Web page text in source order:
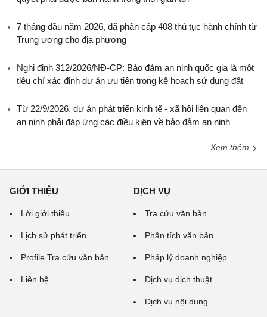
7 tháng đầu năm 2026, đã phân cấp 408 thủ tục hành chính từ
Trung ương cho địa phương
Nghị định 312/2026/NĐ-CP: Bảo đảm an ninh quốc gia là một
tiêu chí xác định dự án ưu tiên trong kế hoạch sử dụng đất
Từ 22/9/2026, dự án phát triển kinh tế - xã hội liên quan đến
an ninh phải đáp ứng các điều kiện về bảo đảm an ninh
Xem thêm
GIỚI THIỆU
Lời giới thiệu
Lịch sử phát triển
Profile Tra cứu văn bản
Liên hệ
DỊCH VỤ
Tra cứu văn bản
Phân tích văn bản
Pháp lý doanh nghiệp
Dịch vụ dịch thuật
Dịch vụ nội dung